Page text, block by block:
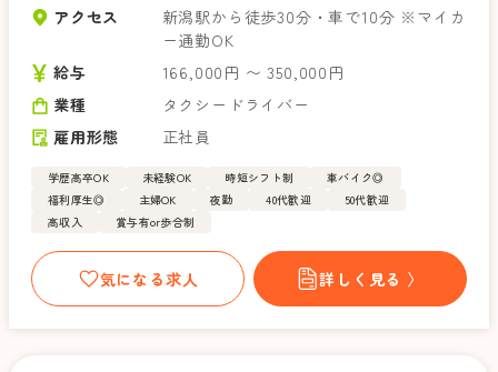
アクセス
新潟駅から徒歩30分・車で10分 ※マイカ
ー通勤OK
給与
166,000円 〜 350,000円
業種
タクシードライバー
雇用形態
正社員
学歴高卒OK 未経験OK 時短シフト制
車バイク◎
福利厚生◎
主婦OK 夜勤 40代歓迎
50代歓迎
高収入
賞与有or歩合制
気になる求人 詳しく見る 〉